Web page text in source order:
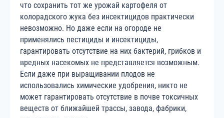
что сохранить тот же урожай картофеля от
колорадского жука без инсектицидов практически
невозможно. Но даже если на огороде не
применялись пестициды и инсектициды,
гарантировать отсутствие на них бактерий, грибков и
вредных насекомых не представляется возможным.
Если даже при выращивании плодов не
использовались химические удобрения, никто не
может гарантировать отсутствие в почве токсичных
веществ от ближайшей трассы, завода, фабрики,